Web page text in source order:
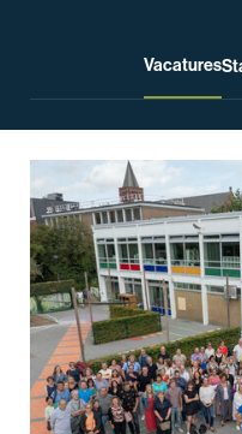
Vacatures